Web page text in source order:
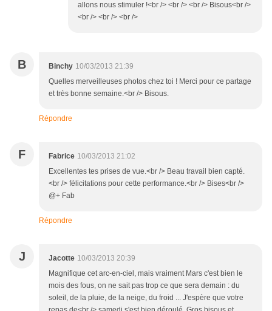
allons nous stimuler !<br /> <br /> <br /> Bisous<br />
<br /> <br /> <br />
B Binchy 10/03/2013 21:39
Quelles merveilleuses photos chez toi ! Merci pour ce partage
et très bonne semaine.<br /> Bisous.
Répondre
F Fabrice 10/03/2013 21:02
Excellentes tes prises de vue.<br /> Beau travail bien capté.
<br /> félicitations pour cette performance.<br /> Bises<br />
@+ Fab
Répondre
J Jacotte 10/03/2013 20:39
Magnifique cet arc-en-ciel, mais vraiment Mars c'est bien le
mois des fous, on ne sait pas trop ce que sera demain : du
soleil, de la pluie, de la neige, du froid ... J'espère que votre